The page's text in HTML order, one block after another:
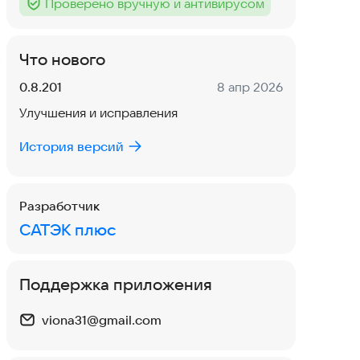
Тег :
Проверено вручную и антивирусом
Что нового
Версия:
0.8.201 Дата:
8 апр 2026
Улучшения и исправления
История версий
Разработчик
САТЭК плюс
Поддержка приложения
viona31@gmail.com